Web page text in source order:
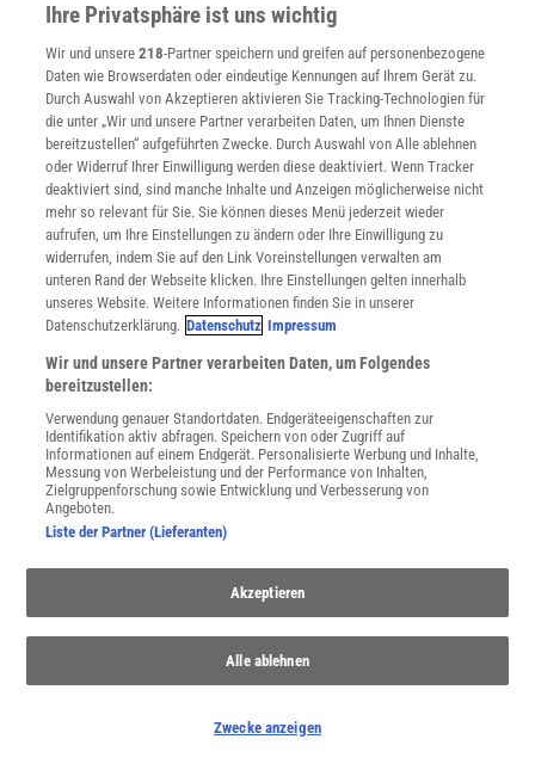
Extremwetter
Hitzewellen, Hochwasser, Stürme: Der Klimawandel macht extreme
Wetterereignisse wahrscheinlicher – auch in Deutschland. Wie sie
entstehen und wie wir uns dafür wappnen können.
Anthropozän
Sollte die Erdgeschichte eine neue Epoche bekommen?
Ihre Privatsphäre ist uns wichtig
Wir und unsere218-Partner speichern und greifen auf personenbezogene
Daten wie Browserdaten oder eindeutige Kennungen auf Ihrem Gerät zu.
Durch Auswahl von Akzeptieren aktivieren Sie Tracking-Technologien für
die unter „Wir und unsere Partner verarbeiten Daten, um Ihnen Dienste
bereitzustellen“ aufgeführten Zwecke. Durch Auswahl von Alle ablehnen
oder Widerruf Ihrer Einwilligung werden diese deaktiviert. Wenn Tracker
deaktiviert sind, sind manche Inhalte und Anzeigen möglicherweise nicht
mehr so relevant für Sie. Sie können dieses Menü jederzeit wieder
aufrufen, um Ihre Einstellungen zu ändern oder Ihre Einwilligung zu
widerrufen, indem Sie auf den Link Voreinstellungen verwalten am
unteren Rand der Webseite klicken. Ihre Einstellungen gelten innerhalb
unseres Website. Weitere Informationen finden Sie in unserer
Datenschutzerklärung. Datenschutz Impressum
Wir und unsere Partner verarbeiten Daten, um Folgendes
bereitzustellen:
Verwendung genauer Standortdaten. Endgeräteeigenschaften zur
Identifikation aktiv abfragen. Speichern von oder Zugriff auf
Informationen auf einem Endgerät. Personalisierte Werbung und Inhalte,
Messung von Werbeleistung und der Performance von Inhalten,
Zielgruppenforschung sowie Entwicklung und Verbesserung von
Angeboten.
Liste der Partner (Lieferanten)
Akzeptieren
Alle ablehnen
Zwecke anzeigen